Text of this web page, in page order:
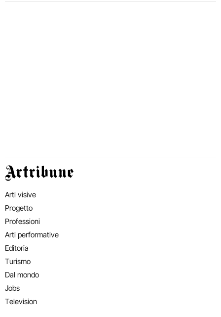
Artribune
Arti visive
Progetto
Professioni
Arti performative
Editoria
Turismo
Dal mondo
Jobs
Television